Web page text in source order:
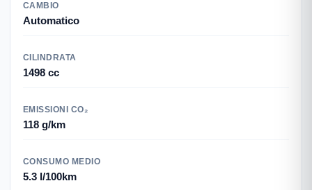
CAMBIO
Automatico
CILINDRATA
1498 cc
EMISSIONI CO₂
118 g/km
CONSUMO MEDIO
5.3 l/100km